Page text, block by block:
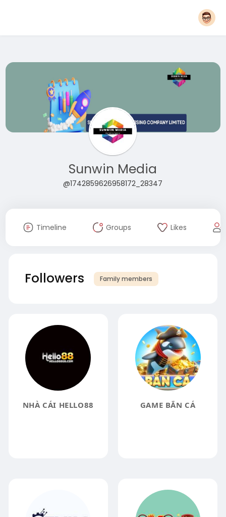
Sunwin Media
@1742859626958172_28347
Timeline Groups Likes
Followers Family members
NHÀ CÁI HELLO88 GAME BẮN CÁ